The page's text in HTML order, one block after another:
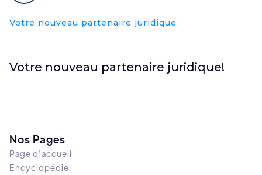
Votre nouveau partenaire juridique
Votre nouveau partenaire juridique!
Nos Pages
Page d'accueil
Encyclopédie